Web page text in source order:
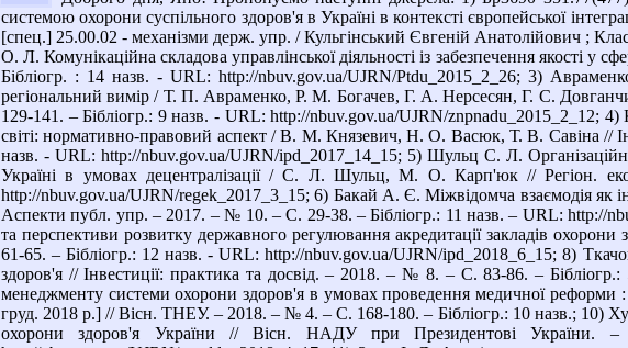
системою охорони суспільного здоров'я в Україні в контексті європейської
[спец.] 25.00.02 - механізми держ. упр. / Кульгінський Євгеній Анатолійович ;
О. Л. Комунікаційна складова управлінської діяльності із забезпечення якості
Бібліогр. : 14 назв. - URL: http://nbuv.gov.ua/UJRN/Ptdu_2015_2_26; 3)
регіональний вимір / Т. П. Авраменко, Р. М. Богачев, Г. А. Нерсесян, Г. С.
129-141. – Бібліогр.: 9 назв. - URL: http://nbuv.gov.ua/UJRN/znpnadu_2015_2_12;
світі: нормативно-правовий аспект / В. М. Князевич, Н. О. Васюк, Т. В. Савіна //
назв. - URL: http://nbuv.gov.ua/UJRN/ipd_2017_14_15; 5) Шульц С. Л.
Україні в умовах децентралізації / С. Л. Шульц, М. О. Карп'юк // Регіон.
http://nbuv.gov.ua/UJRN/regek_2017_3_15; 6) Бакай А. Є. Міжвідомча взаємодія як
Аспекти публ. упр. – 2017. – № 10. – С. 29-38. – Бібліогр.: 11 назв. – URL: http://
та перспективи розвитку державного регулювання акредитації закладів
61-65. – Бібліогр.: 12 назв. - URL: http://nbuv.gov.ua/UJRN/ipd_2018_6_15; 8)
здоров'я // Інвестиції: практика та досвід. – 2018. – № 8. – С. 83-86. –
менеджменту системи охорони здоров'я в умовах проведення медичної реформи
груд. 2018 р.] // Вісн. ТНЕУ. – 2018. – № 4. – С. 168-180. – Бібліогр.: 10 назв.; 10)
охорони здоров'я України // Вісн. НАДУ при Президентові